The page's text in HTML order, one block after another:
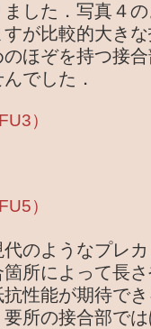
した．写真４
が比較的大き
ほぞを持つ接
でした．
）
）
のようなプレ
所によって長
性能が期待で
所の接合部で